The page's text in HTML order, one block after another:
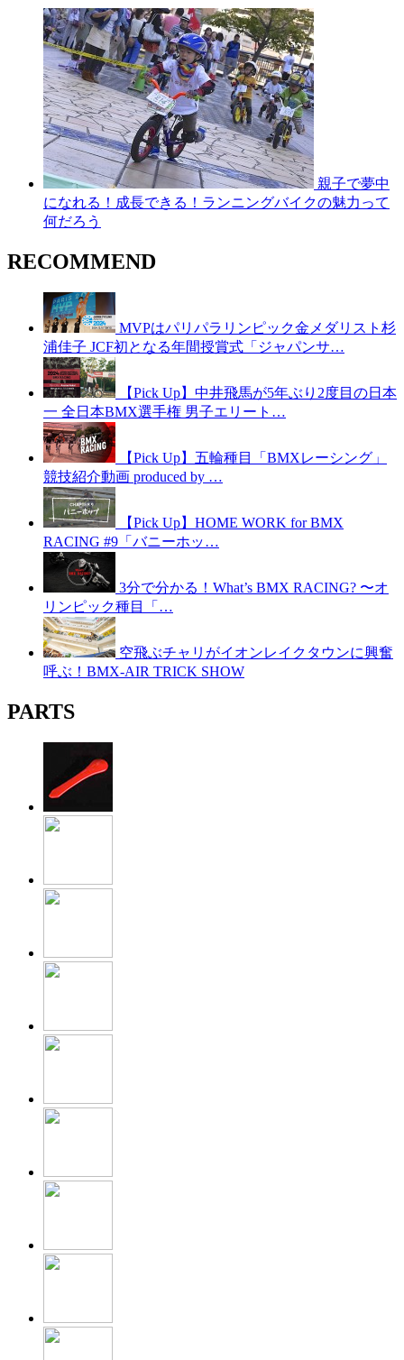
親子で夢中
になれる！成長できる！ランニングバイクの魅力って
何だろう
RECOMMEND
MVPはパリパラリンピック金メダリスト杉
浦佳子 JCF初となる年間授賞式「ジャパンサ…
【Pick Up】中井飛馬が5年ぶり2度目の日本
一 全日本BMX選手権 男子エリート…
【Pick Up】五輪種目「BMXレーシング」
競技紹介動画 produced by …
【Pick Up】HOME WORK for BMX
RACING #9「バニーホッ…
3分で分かる！What’s BMX RACING? 〜オ
リンピック種目「…
空飛ぶチャリがイオンレイクタウンに興奮
呼ぶ！BMX-AIR TRICK SHOW
PARTS